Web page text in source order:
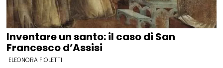
Inventare un santo: il caso di San
Francesco d’Assisi
ELEONORA FIOLETTI